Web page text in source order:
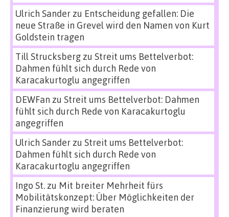
Ulrich Sanderzu Entscheidung gefallen: Die
neue Straße in Grevel wird den Namen von Kurt
Goldstein tragen
Till Strucksbergzu Streit ums Bettelverbot:
Dahmen fühlt sich durch Rede von
Karacakurtoglu angegriffen
DEWFan zu Streit ums Bettelverbot: Dahmen
fühlt sich durch Rede von Karacakurtoglu
angegriffen
Ulrich Sanderzu Streit ums Bettelverbot:
Dahmen fühlt sich durch Rede von
Karacakurtoglu angegriffen
Ingo St.zu Mit breiter Mehrheit fürs
Mobilitätskonzept: Über Möglichkeiten der
Finanzierung wird beraten